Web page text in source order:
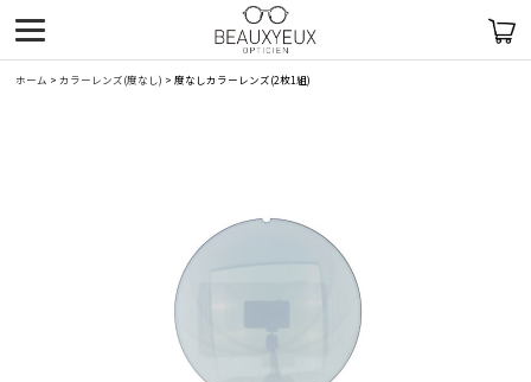
ホーム > カラーレンズ(度なし) > 度なしカラーレンズ(2枚1組)